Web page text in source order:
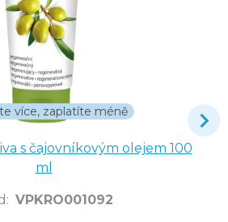
více, zaplatíte méně
100
ml
: VPKRO001092